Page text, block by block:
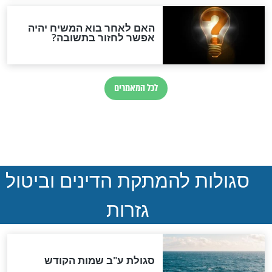
נהרגו בדרום לבנון
ההסכם החשאי של טראמפ
המסמך האבוד שנחשף
הנדיר של הרשב"ם התגלה